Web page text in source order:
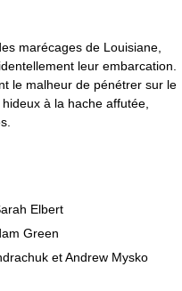
marécages de Louisiane,
leur embarcation.
le malheur de pénétrer sur le
à la hache affutée,
Elbert
Green
et Andrew Mysko